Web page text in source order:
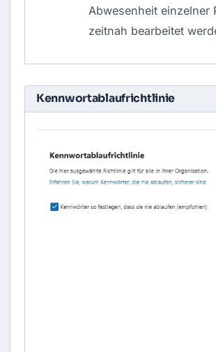
Abwesenheit einzelner
zeitnah bearbeitet
Kennwortablaufrichtlinie